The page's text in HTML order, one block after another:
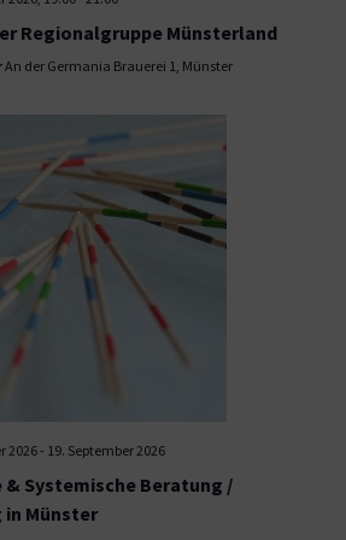
Regionalgruppe Münsterland
An der Germania Brauerei 1, Münster
2026- 19. September 2026
Systemische Beratung /
in Münster